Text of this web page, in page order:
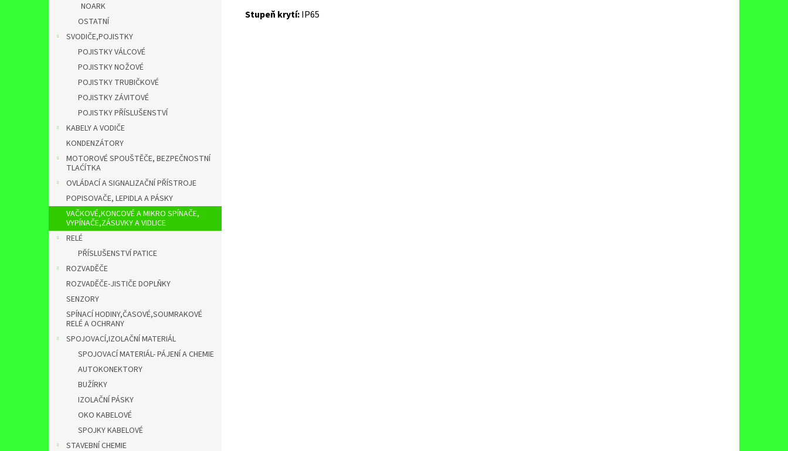
NOARK
OSTATNÍ
SVODIČE,POJISTKY
POJISTKY VÁLCOVÉ
POJISTKY NOŽOVÉ
POJISTKY TRUBIČKOVÉ
POJISTKY ZÁVITOVÉ
POJISTKY PŘÍSLUŠENSTVÍ
KABELY A VODIČE
KONDENZÁTORY
MOTOROVÉ SPOUŠTĚČE, BEZPEČNOSTNÍ
TLAĆÍTKA
OVLÁDACÍ A SIGNALIZAČNÍ PŘÍSTROJE
POPISOVAČE, LEPIDLA A PÁSKY
VAČKOVÉ,KONCOVÉ A MIKRO SPÍNAČE,
VYPÍNAČE,ZÁSUVKY A VIDLICE
RELÉ
PŘÍSLUŠENSTVÍ PATICE
ROZVADĚČE
ROZVADĚČE-JISTIČE DOPLŇKY
SENZORY
SPÍNACÍ HODINY,ČASOVÉ,SOUMRAKOVÉ
RELÉ A OCHRANY
SPOJOVACÍ,IZOLAČNÍ MATERIÁL
SPOJOVACÍ MATERIÁL- PÁJENÍ A CHEMIE
AUTOKONEKTORY
BUŽÍRKY
IZOLAČNÍ PÁSKY
OKO KABELOVÉ
SPOJKY KABELOVÉ
STAVEBNÍ CHEMIE
Stupeň krytí:IP65